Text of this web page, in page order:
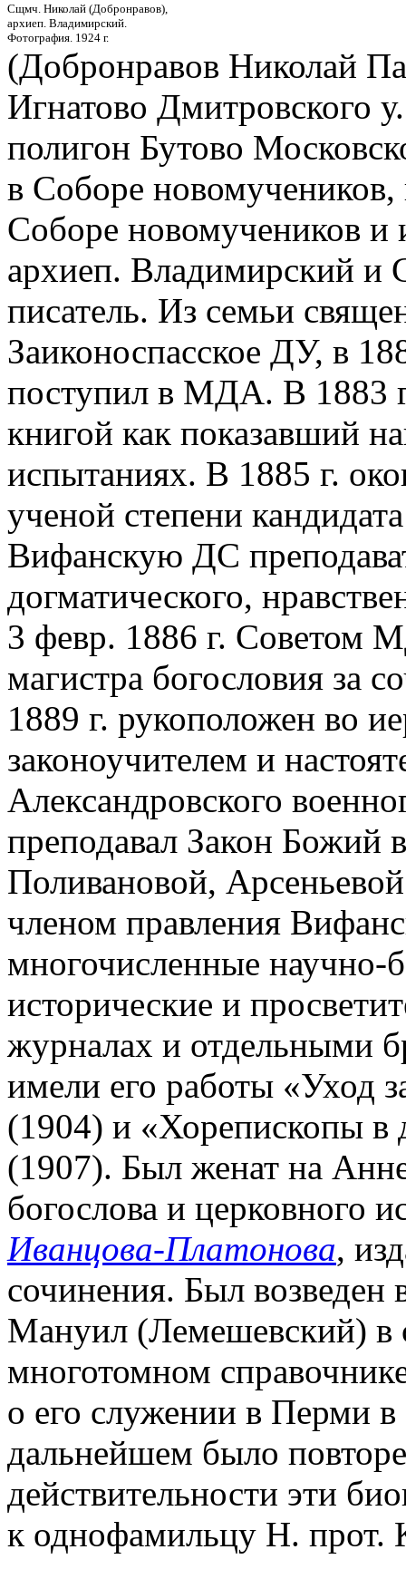
Сщмч. Николай (Добронравов),
архиеп. Владимирский.
Фотография. 1924 г.
(Добронравов Николай
Игнатово Дмитровского
полигон Бутово
в Соборе
Соборе новомучеников и
архиеп. Владимирский и
писатель. Из семьи
Заиконоспасское ДУ, в
поступил в МДА. В 1883
книгой как показавший
испытаниях. В 1885 г.
ученой степени
Вифанскую ДС
догматического,
3 февр. 1886 г. Советом
магистра богословия за
1889 г. рукоположен во
законоучителем и
Александровского
преподавал Закон Божий
Поливановой,
членом правления
многочисленные научно-
исторические и
журналах и отдельными
имели его работы «Уход
(1904) и «Хорепископы в
(1907). Был женат на
богослова и церковного
Иванцова-Платонова,
сочинения. Был возведен
Мануил (Лемешевский) в
многотомном
о его служении в Перми в
дальнейшем было
действительности эти
к однофамильцу Н. прот.